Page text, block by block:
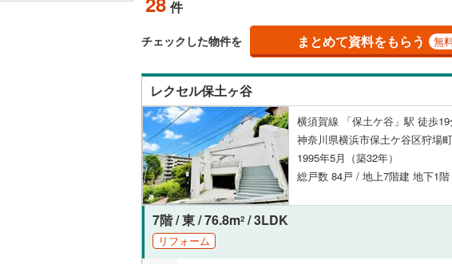
件
チェックした物件を まとめて資料をもらう 無
レクセル保土ヶ谷
横須賀線 「保土ケ谷」駅 徒歩
神奈川県横浜市保土ケ谷区狩場町
1995年5月（築32年）
総戸数 84戸 / 地上7階建 地下1階
7階 / 東 / 76.8m2 / 3LDK
リフォーム
福岡 佐賀
該当物件0件 こ
相模原市 緑区(0)
神奈川県のその
ほかの地域
藤沢市 0)
逗子市( 0)
厚木市(0 )
該当物件0件 こ
該当物件0件
東急新横浜線(3)
京急逗子線(0)
箱根登山鉄道(0)
該当物件0件 こ
該当物件0件
配置、向き、建ち方、日当たり
階下に住戸なし（ 0）
構造・規模・施工・品質・工法
該当物件0件